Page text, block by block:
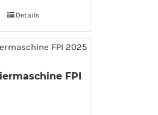
Details
FPI